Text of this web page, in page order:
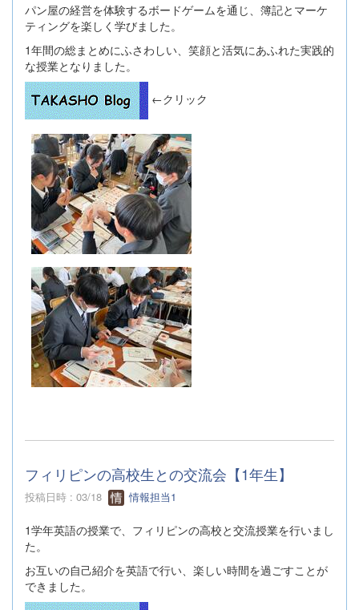
パン屋の経営を体験するボードゲームを通じ、簿記とマーケ
ティングを楽しく学びました。
1年間の総まとめにふさわしい、笑顔と活気にあふれた実践的
な授業となりました。
←クリック
フィリピンの高校生との交流会【1年生】
投稿日時 : 03/18 情報担当1
1学年英語の授業で、フィリピンの高校と交流授業を行いまし
た。
お互いの自己紹介を英語で行い、楽しい時間を過ごすことが
できました。